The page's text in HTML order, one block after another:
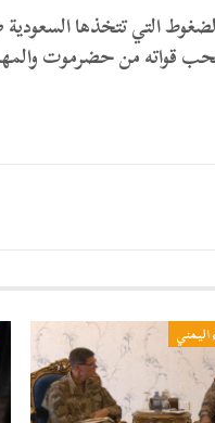
التي تتخذها
قواته من حضرموت